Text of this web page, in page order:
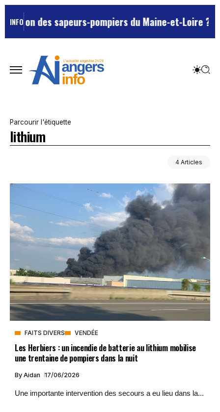
INFO
des sapeurs-pompiers du Maine-et-Loire ?L’un
Parcourir l'étiquette
lithium
4 Articles
FAITS DIVERS VENDÉE
Les Herbiers : un incendie de batterie au lithium mobilise
une trentaine de pompiers dans la nuit
By Aidan 17/06/2026
Une importante intervention des secours a eu lieu dans la...